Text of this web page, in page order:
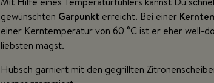
gewünschten Garpunkt erreicht. Bei einer
einer Kerntemperatur von 60 °C ist er eher well-
liebsten magst.
Hübsch garniert mit den gegrillten